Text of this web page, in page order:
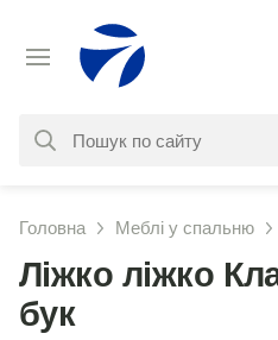
знайдено. Уточніть свій
Головна Меблі у спальню
Ліжко ліжко
бук